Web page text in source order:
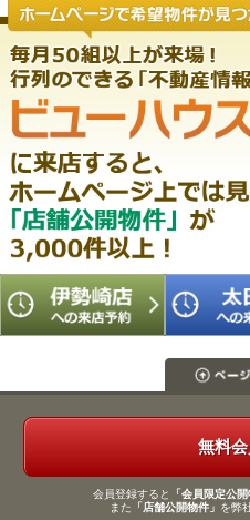
無料
会員登録すると 「会員限定公開
また 「店舗公開物件」 を弊